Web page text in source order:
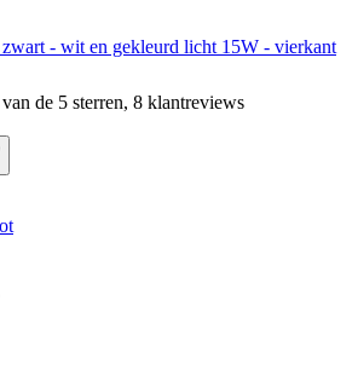
- wit en gekleurd licht 15W - vierkant
de 5 sterren, 8 klantreviews